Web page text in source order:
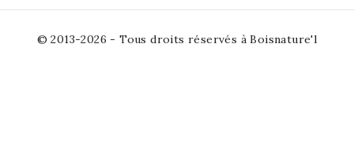
© 2013-2026 - Tous droits réservés à Boisnature'l